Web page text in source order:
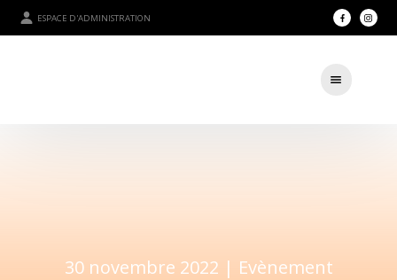
ESPACE D'ADMINISTRATION
30 novembre 2022 | Evènement